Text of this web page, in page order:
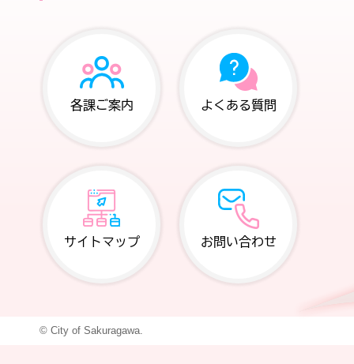
各課ご案内 よくある質問
サイトマップ お問い合わせ
© City of Sakuragawa.